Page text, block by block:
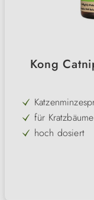
Kong
für
hoch dosiert